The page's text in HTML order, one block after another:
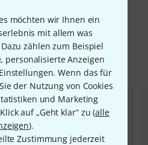
möchten wir Ihnen ein
mit allem was
zählen zum Beispiel
personalisierte Anzeigen
Wenn das für
der Nutzung von Cookies
und Marketing
auf „Geht klar“ zu (alle
).
Zustimmung jederzeit
vergleichen